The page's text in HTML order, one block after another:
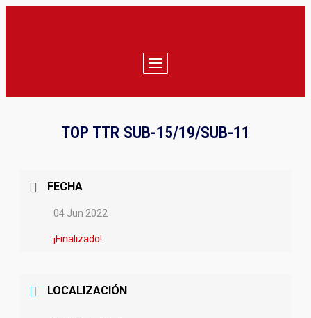
TOP TTR SUB-15/19/SUB-11
FECHA
04 Jun 2022
¡Finalizado!
LOCALIZACIÓN